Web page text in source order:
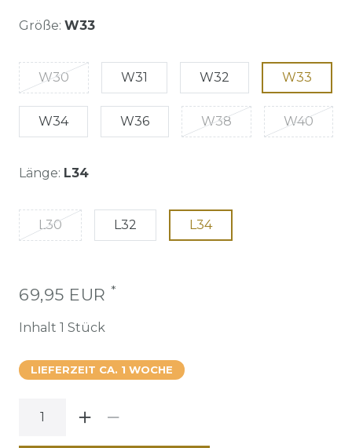
Größe: W33
W30 W31 W32 W33
W34 W36 W38 W40
Länge: L34
L30 L32 L34
69,95 EUR *
Inhalt 1 Stück
LIEFERZEIT CA. 1 WOCHE